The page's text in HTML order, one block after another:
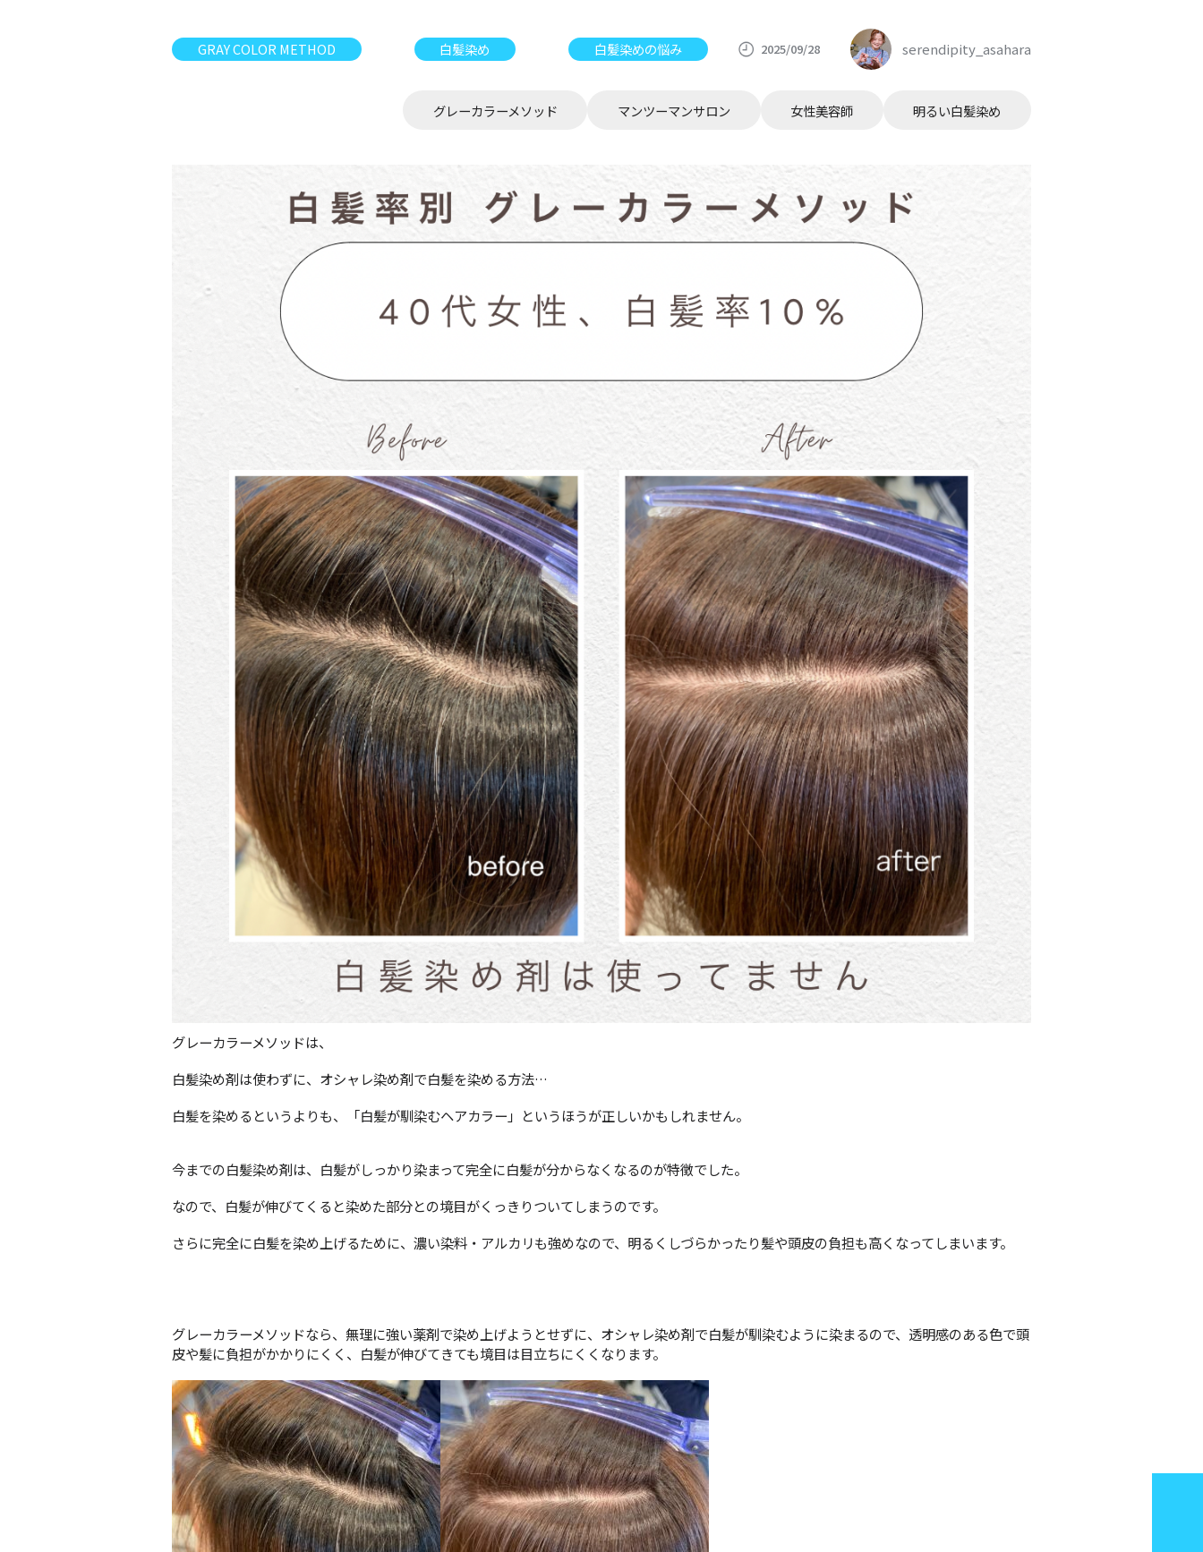
GRAY COLOR METHOD 白髪染め 白髪染めの悩み 2025/09/28 serendipity_asahara
グレーカラーメソッド マンツーマンサロン 女性美容師 明るい白髪染め
グレーカラーメソッドは、
白髪染め剤は使わずに、オシャレ染め剤で白髪を染める方法…
白髪を染めるというよりも、「白髪が馴染むヘアカラー」というほうが正しいかもしれません。
今までの白髪染め剤は、白髪がしっかり染まって完全に白髪が分からなくなるのが特徴でした。
なので、白髪が伸びてくると染めた部分との境目がくっきりついてしまうのです。
さらに完全に白髪を染め上げるために、濃い染料・アルカリも強めなので、明るくしづらかったり髪や頭皮の負担も高くなってしまいます。
グレーカラーメソッドなら、無理に強い薬剤で染め上げようとせずに、オシャレ染め剤で白髪が馴染むように染まるので、透明感のある色で頭
皮や髪に負担がかかりにくく、白髪が伸びてきても境目は目立ちにくくなります。